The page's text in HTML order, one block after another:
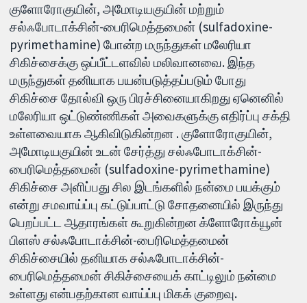
குளோரோகுயின், அமோடியகுயின் மற்றும்
சல்ஃபோடாக்சின்-பைரிமெத்தமைன் (sulfadoxine-
pyrimethamine) போன்ற மருந்துகள் மலேரியா
சிகிச்சைக்கு ஒப்பீட்டளவில் மலிவானவை. இந்த
மருந்துகள் தனியாக பயன்படுத்தப்படும் போது
சிகிச்சை தோல்வி ஒரு பிரச்சினையாகிறது ஏனெனில்
மலேரியா ஒட்டுண்ணிகள் அவைகளுக்கு எதிர்ப்பு சக்தி
உள்ளவையாக ஆகிவிடுகின்றன . குளோரோகுயின்,
அமோடியகுயின் உடன் சேர்த்து சல்ஃபோடாக்சின்-
பைரிமெத்தமைன் (sulfadoxine-pyrimethamine)
சிகிச்சை அளிப்பது சில இடங்களில் நன்மை பயக்கும்
என்று சமவாய்ப்பு கட்டுப்பாட்டு சோதனையில் இருந்து
பெறப்பட்ட ஆதாரங்கள் கூறுகின்றன க்ளோரோக்யூன்
பிளஸ் சல்ஃபோடாக்சின்-பைரிமெத்தமைன்
சிகிச்சையில் தனியாக சல்ஃபோடாக்சின்-
பைரிமெத்தமைன் சிகிச்சையைக் காட்டிலும் நன்மை
உள்ளது என்பதற்கான வாய்ப்பு மிகக் குறைவு.